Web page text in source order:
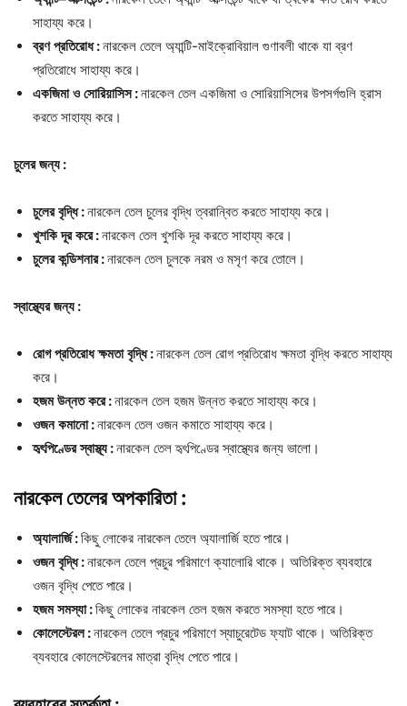
সাহায্য করে।
ব্রণ প্রতিরোধ:নারকেল তেলে অ্যান্টি-মাইক্রোবিয়াল গুণাবলী থাকে যা ব্রণ
প্রতিরোধে সাহায্য করে।
একজিমা ও সোরিয়াসিস:নারকেল তেল একজিমা ও সোরিয়াসিসের উপসর্গগুলি হ্রাস
করতে সাহায্য করে।
চুলের জন্য:
চুলের বৃদ্ধি:নারকেল তেল চুলের বৃদ্ধি ত্বরান্বিত করতে সাহায্য করে।
খুশকি দূর করে:নারকেল তেল খুশকি দূর করতে সাহায্য করে।
চুলের কন্ডিশনার:নারকেল তেল চুলকে নরম ও মসৃণ করে তোলে।
স্বাস্থ্যের জন্য:
রোগ প্রতিরোধ ক্ষমতা বৃদ্ধি:নারকেল তেল রোগ প্রতিরোধ ক্ষমতা বৃদ্ধি করতে সাহায্য
করে।
হজম উন্নত করে:নারকেল তেল হজম উন্নত করতে সাহায্য করে।
ওজন কমানো:নারকেল তেল ওজন কমাতে সাহায্য করে।
হৃৎপিণ্ডের স্বাস্থ্য:নারকেল তেল হৃৎপিণ্ডের স্বাস্থ্যের জন্য ভালো।
নারকেল তেলের অপকারিতা :
অ্যালার্জি:কিছু লোকের নারকেল তেলে অ্যালার্জি হতে পারে।
ওজন বৃদ্ধি:নারকেল তেলে প্রচুর পরিমাণে ক্যালোরি থাকে। অতিরিক্ত ব্যবহারে
ওজন বৃদ্ধি পেতে পারে।
হজম সমস্যা:কিছু লোকের নারকেল তেল হজম করতে সমস্যা হতে পারে।
কোলেস্টেরল:নারকেল তেলে প্রচুর পরিমাণে স্যাচুরেটেড ফ্যাট থাকে। অতিরিক্ত
ব্যবহারে কোলেস্টেরলের মাত্রা বৃদ্ধি পেতে পারে।